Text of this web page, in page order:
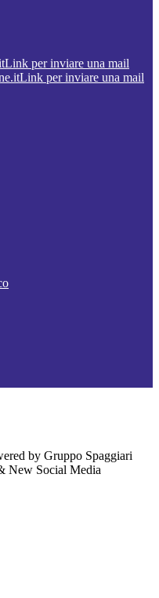
Link per inviare una mail
Link per inviare una mail
by Gruppo Spaggiari
New Social Media